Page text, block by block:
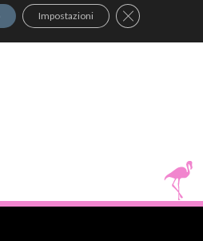
Impostazioni Close GDPR